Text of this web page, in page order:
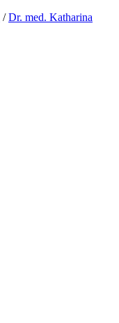
/Dr. med. Katharina